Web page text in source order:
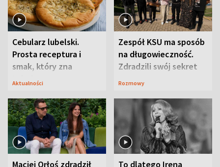
Cebularz lubelski.
Prosta receptura i
smak, który zna
Lubelszczyzna
Aktualności
Zespół KSU ma sposób
na długowieczność.
Zdradzili swój sekret
Rozmowy
Maciej Orłoś zdradził
To dlatego Irena